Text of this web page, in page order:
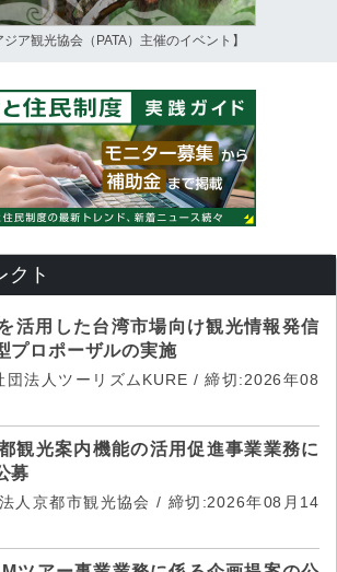
ジア観光協会（PATA）主催のイベント】
クト
活用した台湾市場向け観光情報発信
プロポーザルの実施
団法人ツーリズムKURE / 締切:2026年08
観光案内機能の活用促進事業業務に
募
人京都市観光協会 / 締切:2026年08月14